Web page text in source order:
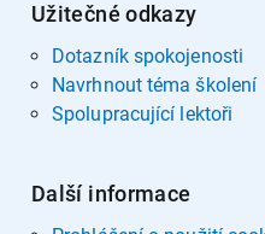
Užitečné odkazy
Dotazník spokojenosti
Navrhnout téma školení
Spolupracující lektoři
Další informace